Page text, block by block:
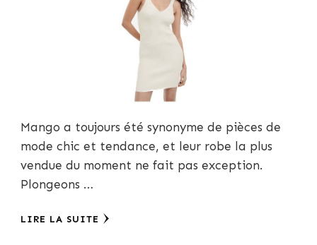
Mango a toujours été synonyme de pièces de
mode chic et tendance, et leur robe la plus
vendue du moment ne fait pas exception.
Plongeons …
LIRE LA SUITE